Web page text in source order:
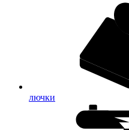
лючки